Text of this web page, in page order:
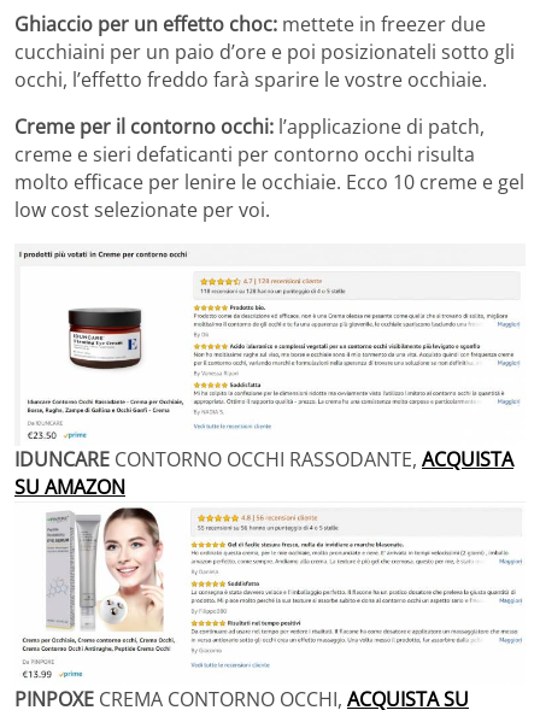
Ghiaccio per un effetto choc: mettete in freezer due
cucchiaini per un paio d’ore e poi posizionateli sotto gli
occhi, l’effetto freddo farà sparire le vostre occhiaie.
Creme per il contorno occhi: l’applicazione di patch,
creme e sieri defaticanti per contorno occhi risulta
molto efficace per lenire le occhiaie. Ecco 10 creme e gel
low cost selezionate per voi.
IDUNCARE CONTORNO OCCHI RASSODANTE, ACQUISTA
SU AMAZON
PINPOXE CREMA CONTORNO OCCHI, ACQUISTA SU